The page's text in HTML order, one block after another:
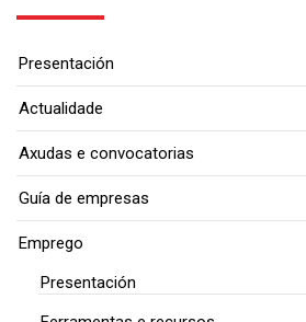
Presentación
Actualidade
Axudas e convocatorias
Guía de empresas
Emprego
Presentación